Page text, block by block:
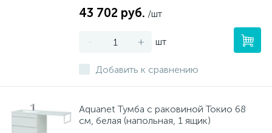
43 702 руб. /шт
- + шт
Добавить к сравнению
Aquanet Тумба с раковиной Токио 68
см, белая (напольная, 1 ящик)